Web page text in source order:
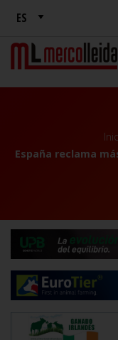
España reclama